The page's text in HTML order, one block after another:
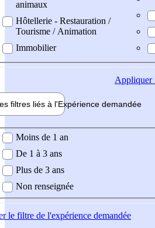
animaux
Hôtellerie - Restauration /
Tourisme / Animation
Immobilier
Appliquer
filtres liés à l'Expérience demandée
demandée
Moins de 1 an
De 1 à 3 ans
Plus de 3 ans
Non renseignée
le filtre de l'expérience demandée